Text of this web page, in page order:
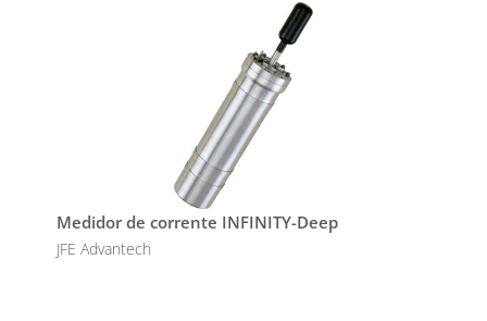
Medidor de corrente INFINITY-Deep
JFE Advantech